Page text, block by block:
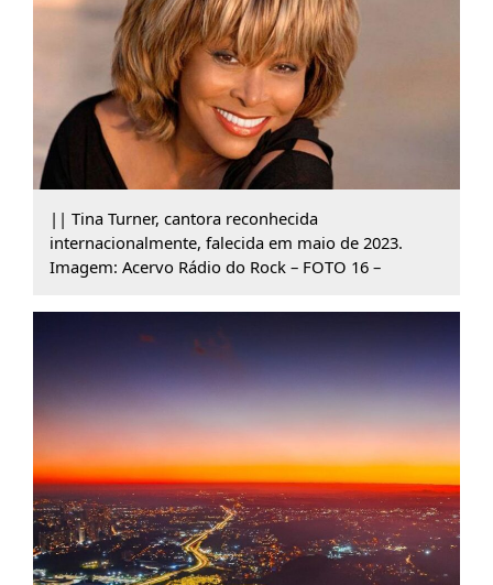
|| Tina Turner, cantora reconhecida
internacionalmente, falecida em maio de 2023.
Imagem: Acervo Rádio do Rock – FOTO 16 –